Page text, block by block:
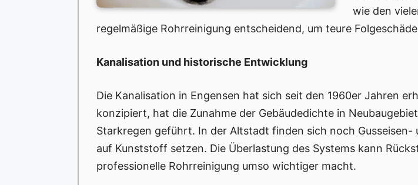
wie den
regelmäßige Rohrreinigung entscheidend, um teure
Kanalisation und historische Entwicklung
Die Kanalisation in Engensen hat sich seit den 1960er Jahren
konzipiert, hat die Zunahme der Gebäudedichte in
Starkregen geführt. In der Altstadt finden sich noch
auf Kunststoff setzen. Die Überlastung des Systems kann
professionelle Rohrreinigung umso wichtiger macht.